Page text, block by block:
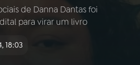
AO VIVO
de Danna Dantas foi
para virar um livro
18:03